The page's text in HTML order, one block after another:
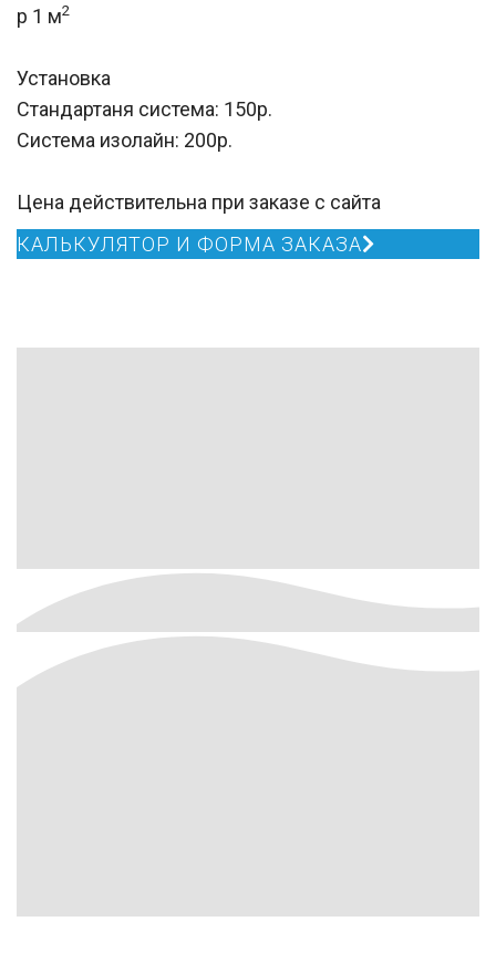
р 1 м2
Установка
Стандартаня система: 150р.
Система изолайн: 200р.
Цена действительна при заказе с сайта
КАЛЬКУЛЯТОР И ФОРМА ЗАКАЗА